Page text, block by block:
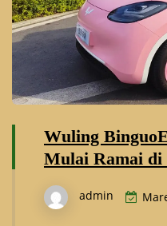
Wuling
Mulai Ramai di
admin